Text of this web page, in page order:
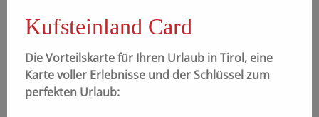
Kufsteinland Card
Die Vorteilskarte für Ihren Urlaub in Tirol, eine
Karte voller Erlebnisse und der Schlüssel zum
perfekten Urlaub: